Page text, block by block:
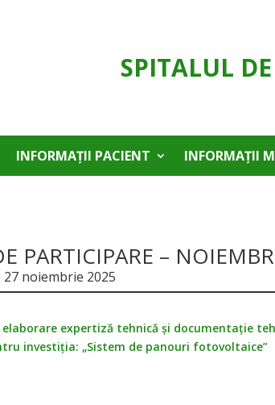
SPITALUL
INFORMAȚII PACIENT INFORMAȚII
PARTICIPARE –
noiembrie 2025
elaborare expertiză tehnică și documentație
investiția: „Sistem de panouri fotovoltaice”